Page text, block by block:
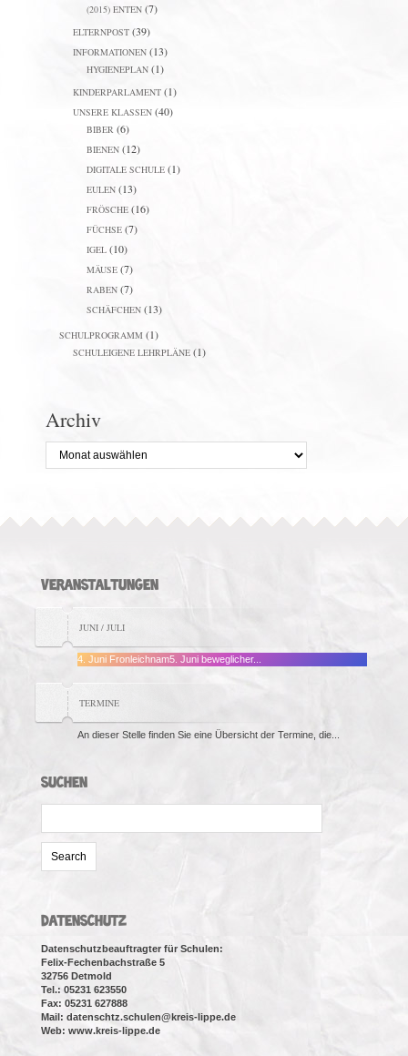
(2015) ENTEN(7)
ELTERNPOST(39)
INFORMATIONEN(13)
HYGIENEPLAN(1)
KINDERPARLAMENT(1)
UNSERE KLASSEN(40)
BIBER (6)
BIENEN(12)
DIGITALE SCHULE(1)
EULEN(13)
FRÖSCHE(16)
FÜCHSE(7)
IGEL(10)
MÄUSE(7)
RABEN(7)
SCHÄFCHEN(13)
SCHULPROGRAMM(1)
SCHULEIGENE LEHRPLÄNE(1)
Archiv
Archiv
VERANSTALTUNGEN
JUNI / JULI
4. Juni Fronleichnam5. Juni beweglicher...
TERMINE
An dieser Stelle finden Sie eine Übersicht der Termine, die...
SUCHEN
DATENSCHUTZ
Datenschutzbeauftragter für Schulen:
Felix-Fechenbachstraße 5
32756 Detmold
Tel.: 05231 623550
Fax: 05231 627888
Mail: datenschtz.schulen@kreis-lippe.de
Web: www.kreis-lippe.de